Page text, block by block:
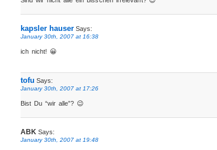
kapsler hauserSays:
January 30th, 2007 at 16:38
ich nicht! 😀
tofu Says:
January 30th, 2007 at 17:26
Bist Du “wir alle”? 😉
ABK Says:
January 30th, 2007 at 19:48